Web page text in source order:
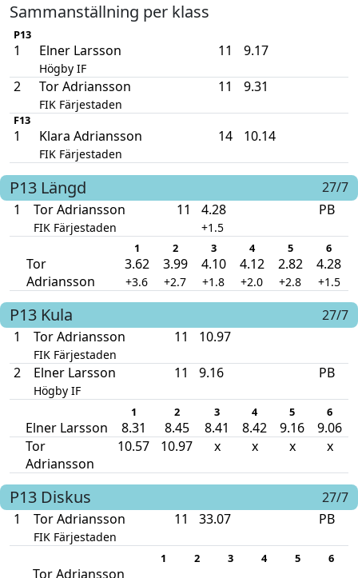
Sammanställning per klass
P13
1 Elner Larsson
Högby IF
11 9.17
2 Tor Adriansson
FIK Färjestaden
11 9.31
F13
1 Klara Adriansson
FIK Färjestaden
14 10.14
P13 Längd
27/7
1
Tor Adriansson
FIK Färjestaden
11 4.28
+1.5
PB
1 2 3 4 5 6
Tor
Adriansson
3.62
+3.6
3.99
+2.7
4.10
+1.8
4.12
+2.0
2.82
+2.8
4.28
+1.5
P13 Kula
27/7
1
Tor Adriansson
FIK Färjestaden
11 10.97
2 Elner Larsson
Högby IF
11 9.16 PB
1 2 3 4 5 6
Elner Larsson 8.31 8.45 8.41 8.42 9.16
9.06
Tor
Adriansson
10.57 10.97 x x x x
P13 Diskus
27/7
1
Tor Adriansson
FIK Färjestaden
11 33.07 PB
1 2 3 4 5 6
Tor Adriansson